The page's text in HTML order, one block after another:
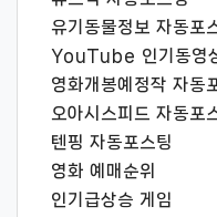
유기동물정보 자동포
YouTube 인기동영
영화개봉예정작 자동
오아시스피드 자동포
텐핑 자동포스팅
영화 예매순위
인기급상승 게임